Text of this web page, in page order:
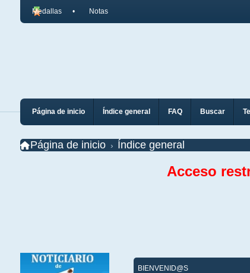
Medallas Notas
Página de inicio Índice general FAQ Buscar
Página de inicio Índice general
Acceso
BIENVENID@S